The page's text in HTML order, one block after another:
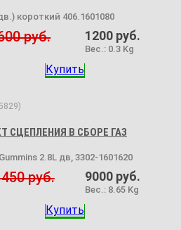
короткий 406.1601080
руб. 1200 руб.
Вес.: 0.3 Kg
Купить
)
СЦЕПЛЕНИЯ В СБОРЕ ГАЗ
2.8L дв, 3302-1601620
руб. 9000 руб.
Вес.: 8.65 Kg
Купить